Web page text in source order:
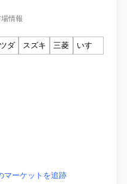
情報
ダ スズキ 三菱
いすゞ
マーケットを追跡